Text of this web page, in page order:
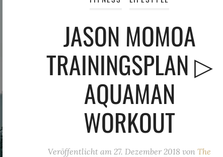
JASON MOMOA
TRAININGSPLAN ▷
AQUAMAN
WORKOUT
Veröffentlicht am 27. Dezember 2018 von The